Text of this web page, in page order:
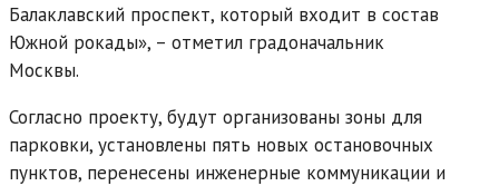
Балаклавский проспект, который входит в состав
Южной рокады», – отметил градоначальник
Москвы.
Согласно проекту, будут организованы зоны для
парковки, установлены пять новых остановочных
пунктов, перенесены инженерные коммуникации и